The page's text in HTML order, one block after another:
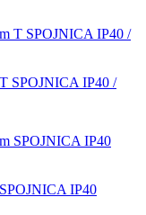
SPOJNICA IP40 /
IP40